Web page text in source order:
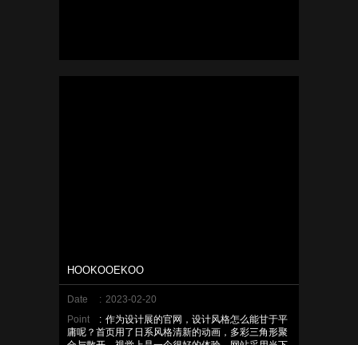
HOOKOOEKOO
Date : 2023-02-20
Point
: 作为设计展的官网，设计风格怎么能甘于平
庸呢？首页用了日系风格清新的动画，多彩三角形聚